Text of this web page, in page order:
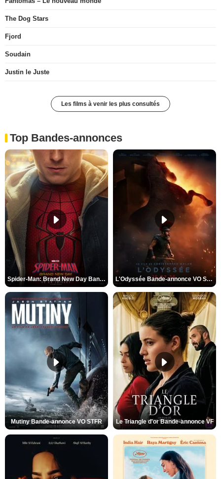
The Dog Stars
Fjord
Soudain
Justin le Juste
Les films à venir les plus consultés
Top Bandes-annonces
Spider-Man: Brand New Day Bande-annonce VO STFR L'Odyssée Bande-annonce VO STFR
Mutiny Bande-annonce VO STFR Le Triangle d'or Bande-annonce VF